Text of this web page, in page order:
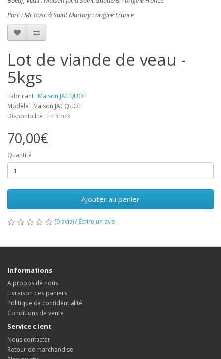
Porc : Mr Bosc à Saint Martory : origine France
Lot de viande de veau -
5kgs
Fabricant : Maison JACQUOT
Modèle : Maison JACQUOT
Disponibilité : En Stock
70,00€
Quantité
Ajouter au panier
(0 avis)/ Écrire un avis
Informations
A propos de nous
Livraison des paniers
Politique de confidentialité
Conditions de vente
Service client
Nous contacter
Retour de marchandise